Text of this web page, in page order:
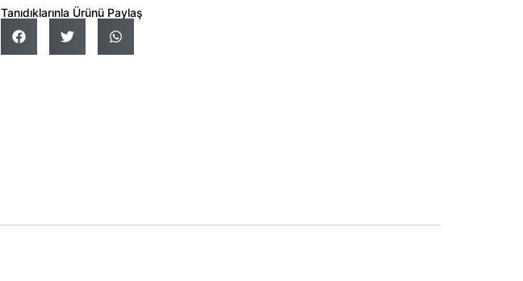
Tanıdıklarınla Ürünü Paylaş